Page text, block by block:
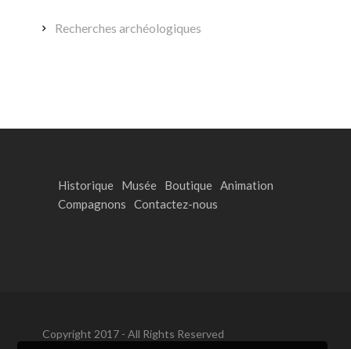
Recherches archéologiques
Historique Musée Boutique
Animation
Compagnons
Contactez-nous
Copyright 2017 - All Rights Reserved